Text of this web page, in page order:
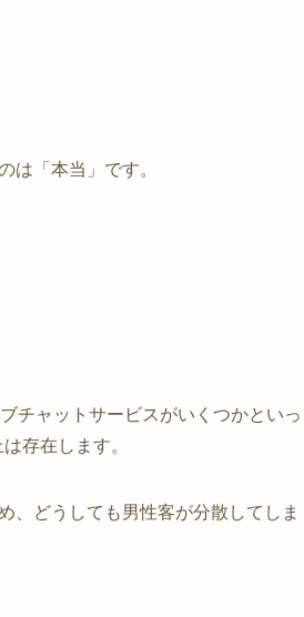
は「本当」です。
チャットサービスがいくつかといっ
存在します。
、どうしても男性客が分散してしま